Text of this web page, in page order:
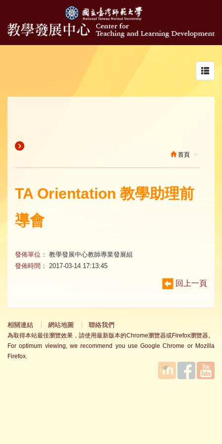
首頁
TA Orientation 教學助理前
導會
發佈單位： 教學發展中心教師專業發展組
發佈時間：
2017-03-14 17:13:45
回上一頁
相關連結 網站地圖 聯絡我們
為取得本站最佳瀏覽效果，請使用最新版本的Chrome瀏覽器或Firefox瀏覽器。
For optimum viewing, we recommend you use Google Chrome or Mozilla
Firefox.